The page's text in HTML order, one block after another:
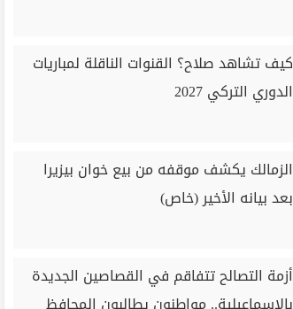
كيف تشاهد صلاح؟ القنوات الناقلة لمباريات
الدوري التركي 2027
الزمالك يكشف موقفه من بيع خوان بيزيرا
بعد بيانه الأخير (خاص)
أزمة التصالح تتفاقم في القصاصين الجديدة